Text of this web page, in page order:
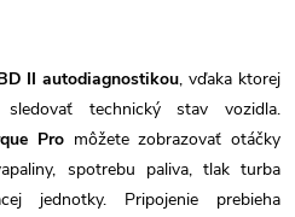
II autodiagnostikou, vďaka ktorej
technický stav vozidla.
Pro môžete zobrazovať otáčky
spotrebu paliva, tlak turba
jednotky. Pripojenie prebieha